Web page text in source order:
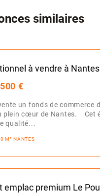
similaires
à vendre à
€
un fonds de
plein cœur de Nantes. Cet
qualité...
M² NANTES
emplac premium Le